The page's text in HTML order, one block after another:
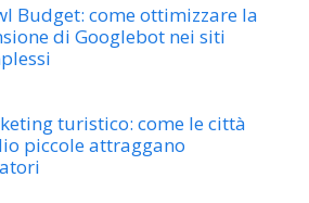
Budget: come ottimizzare la
di Googlebot nei siti
turistico: come le città
piccole attraggano